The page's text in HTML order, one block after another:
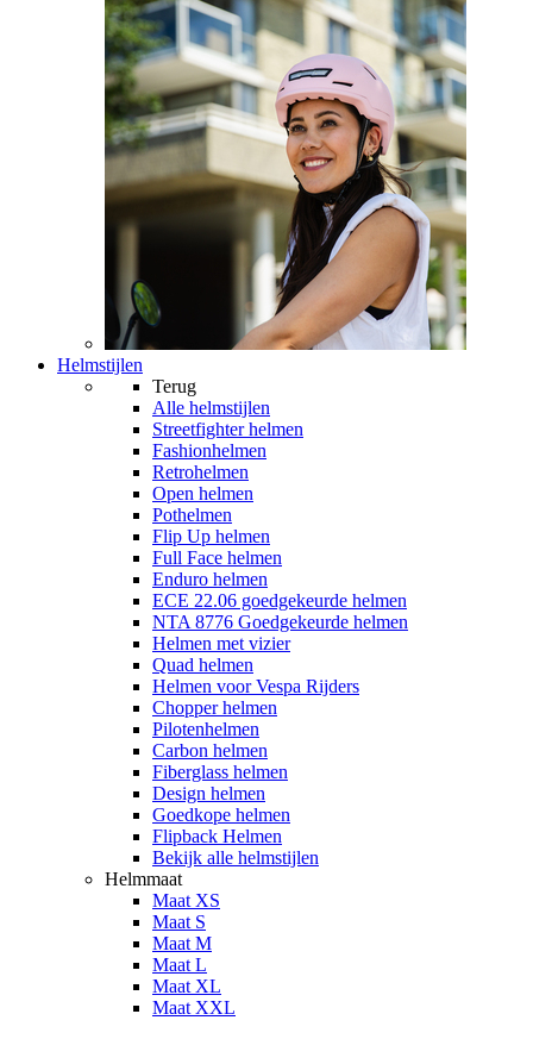
Helmstijlen
Terug
Alle helmstijlen
Streetfighter helmen
Fashionhelmen
Retrohelmen
Open helmen
Pothelmen
Flip Up helmen
Full Face helmen
Enduro helmen
ECE 22.06 goedgekeurde helmen
NTA 8776 Goedgekeurde helmen
Helmen met vizier
Quad helmen
Helmen voor Vespa Rijders
Chopper helmen
Pilotenhelmen
Carbon helmen
Fiberglass helmen
Design helmen
Goedkope helmen
Flipback Helmen
Bekijk alle helmstijlen
Helmmaat
Maat XS
Maat S
Maat M
Maat L
Maat XL
Maat XXL